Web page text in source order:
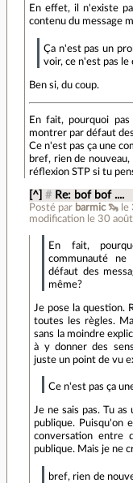
En effet, il n'existe
contenu du message
Ça n'est pas un
voir, ce n'est pas le
Ben si, du coup.
En fait, pourquoi
montrer par défaut
Ce n'est pas ça une
bref, rien de
réflexion STP si tu
[^] # Re: bof bof ....
Posté par barmic 🦦 le
modification le 30
En fait,
communauté
défaut des
même?
Je pose la question.
toutes les règles.
sans la moindre
à y donner des
juste un point de vu
Ce n'est pas ça
Je ne sais pas. Tu
publique. Puisqu'on
conversation entre
publique. Mais je ne
bref, rien de